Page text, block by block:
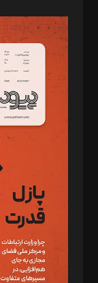
مدیر مسئول:
سردبیر: مهرک
دبیر تحریریه: میثم
د‌بیر ناداستان:
د‌بیر خدمت و تجارت:
د‌بیر حقوق فناوری:
د‌بیر پیوست جهان:
د‌بیر تحریریه
تحریریه‌: مجتبی
مصطفی مسجدی
رستمی،مصطفی باستان
ویرایش: نگار استاد‌‌آقا
طراح یونیفرم: مجید
فیلمبرداری و